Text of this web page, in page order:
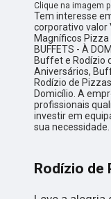
Clique na imagem
Tem interesse
corporativo valor
Magníficos
BUFFETS - À
Buffet e Rodízio
Aniversários,
Rodízio de
Domicílio. A
profissionais
investir em
sua necessidade.
Rodízio de